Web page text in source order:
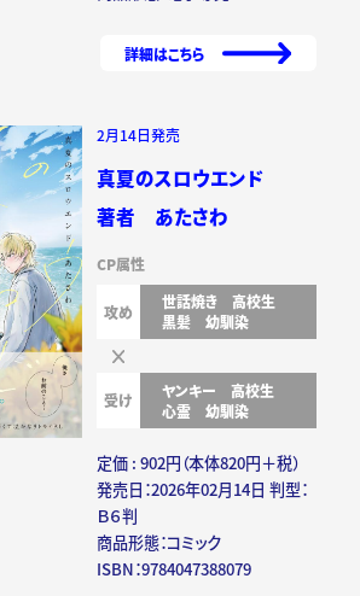
詳細はこちら
2月14日発売
真夏のスロウエンド
著者 あたさわ
CP属性
攻め 世話焼き
高校生
黒髪
幼馴染
受け ヤンキー
高校生
心霊
幼馴染
定価 : 902円（本体820円＋税）
発売日：2026年02月14日 判型：
Ｂ６判
商品形態：コミック
ISBN：9784047388079